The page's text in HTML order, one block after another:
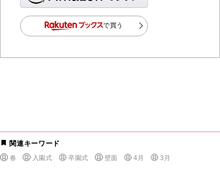
で買う
関連キーワード
春 入園式 卒園式 壁面 4月 3月